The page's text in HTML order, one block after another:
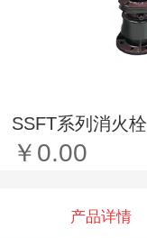
SSFT系列消火栓
￥0.00
产品详情